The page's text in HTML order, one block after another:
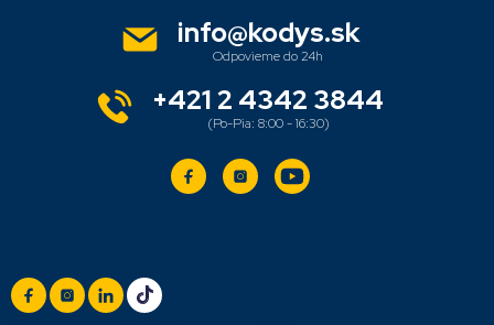
info@kodys.sk
+421 2 4342 3844